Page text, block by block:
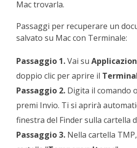
Mac trovarla.
Passaggi per recuperare un
salvato su Mac con Terminale:
Passaggio 1.Vai su
doppio clic per aprire il
Passaggio 2. Digita il comando
premi Invio. Ti si aprirà
finestra del Finder sulla cartella
Passaggio 3. Nella cartella